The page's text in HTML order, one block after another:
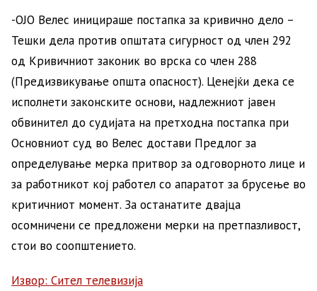
-ОЈО Велес иницираше постапка за кривично дело –
Тешки дела против општата сигурност од член 292
од Кривичниот законик во врска со член 288
(Предизвикување општа опасност). Ценејќи дека се
исполнети законските основи, надлежниот јавен
обвинител до судијата на претходна постапка при
Основниот суд во Велес достави Предлог за
определување мерка притвор за одговорното лице и
за работникот кој работел со апаратот за брусење во
критичниот момент. За останатите двајца
осомничени се предложени мерки на претпазливост,
стои во соопштението.
Извор: Сител телевизија